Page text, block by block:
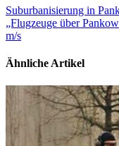
Suburbanisierung in
„Flugzeuge über
m/s
Ähnliche Artikel